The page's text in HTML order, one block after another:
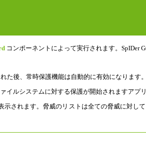
コンポーネントによって実行されます。SpIDer
た後、常時保護機能は自動的に有効になりま
イルシステムに対する保護が開始されますアプ
されます。脅威のリストは全ての脅威に対して